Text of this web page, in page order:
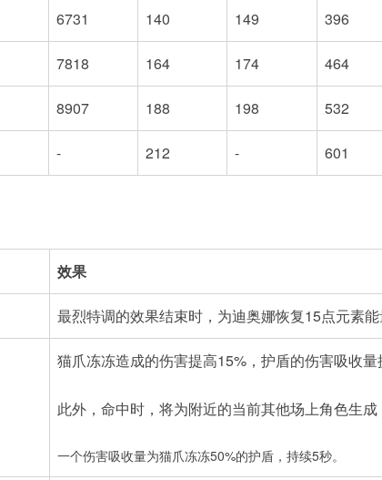
6731 140 149 396
7818 164 174 464
8907 188 198 532
- 212 - 601
效果
最烈特调的效果结束时，为迪奥娜恢复15点元素能
猫爪冻冻造成的伤害提高15%，护盾的伤害吸收量
此外，命中时，将为附近的当前其他场上角色生成
一个伤害吸收量为猫爪冻冻50%的护盾，持续5秒。